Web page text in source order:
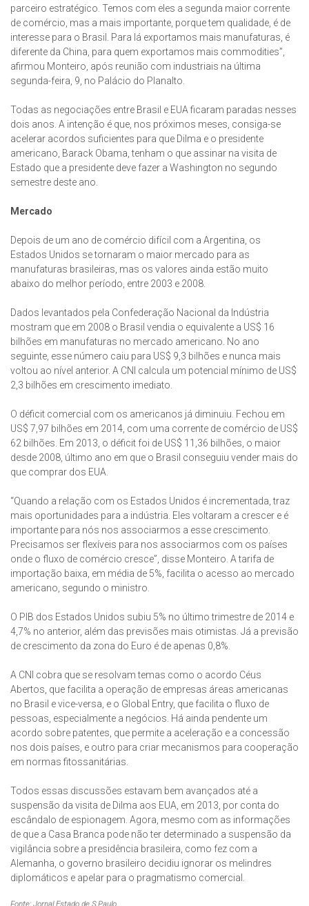
parceiro estratégico. Temos com eles a segunda maior corrente
de comércio, mas a mais importante, porque tem qualidade, é de
interesse para o Brasil. Para lá exportamos mais manufaturas, é
diferente da China, para quem exportamos mais commodities”,
afirmou Monteiro, após reunião com industriais na última
segunda-feira, 9, no Palácio do Planalto.
Todas as negociações entre Brasil e EUA ficaram paradas nesses
dois anos. A intenção é que, nos próximos meses, consiga-se
acelerar acordos suficientes para que Dilma e o presidente
americano, Barack Obama, tenham o que assinar na visita de
Estado que a presidente deve fazer a Washington no segundo
semestre deste ano.
Mercado
Depois de um ano de comércio difícil com a Argentina, os
Estados Unidos se tornaram o maior mercado para as
manufaturas brasileiras, mas os valores ainda estão muito
abaixo do melhor período, entre 2003 e 2008.
Dados levantados pela Confederação Nacional da Indústria
mostram que em 2008 o Brasil vendia o equivalente a US$ 16
bilhões em manufaturas no mercado americano. No ano
seguinte, esse número caiu para US$ 9,3 bilhões e nunca mais
voltou ao nível anterior. A CNI calcula um potencial mínimo de US$
2,3 bilhões em crescimento imediato.
O déficit comercial com os americanos já diminuiu. Fechou em
US$ 7,97 bilhões em 2014, com uma corrente de comércio de US$
62 bilhões. Em 2013, o déficit foi de US$ 11,36 bilhões, o maior
desde 2008, último ano em que o Brasil conseguiu vender mais do
que comprar dos EUA.
“Quando a relação com os Estados Unidos é incrementada, traz
mais oportunidades para a indústria. Eles voltaram a crescer e é
importante para nós nos associarmos a esse crescimento.
Precisamos ser flexíveis para nos associarmos com os países
onde o fluxo de comércio cresce”, disse Monteiro. A tarifa de
importação baixa, em média de 5%, facilita o acesso ao mercado
americano, segundo o ministro.
O PIB dos Estados Unidos subiu 5% no último trimestre de 2014 e
4,7% no anterior, além das previsões mais otimistas. Já a previsão
de crescimento da zona do Euro é de apenas 0,8%.
A CNI cobra que se resolvam temas como o acordo Céus
Abertos, que facilita a operação de empresas áreas americanas
no Brasil e vice-versa, e o Global Entry, que facilita o fluxo de
pessoas, especialmente a negócios. Há ainda pendente um
acordo sobre patentes, que permite a aceleração e a concessão
nos dois países, e outro para criar mecanismos para cooperação
em normas fitossanitárias.
Todos essas discussões estavam bem avançados até a
suspensão da visita de Dilma aos EUA, em 2013, por conta do
escândalo de espionagem. Agora, mesmo com as informações
de que a Casa Branca pode não ter determinado a suspensão da
vigilância sobre a presidência brasileira, como fez com a
Alemanha, o governo brasileiro decidiu ignorar os melindres
diplomáticos e apelar para o pragmatismo comercial.